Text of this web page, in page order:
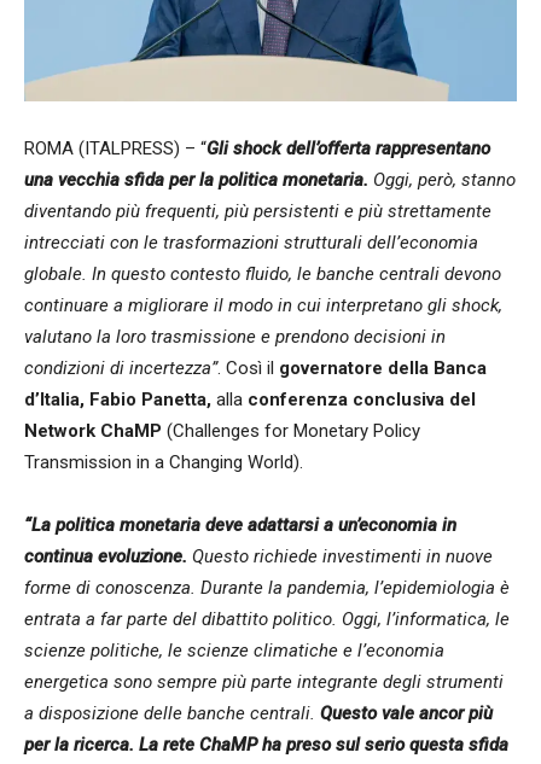
ROMA (ITALPRESS) – “Gli shock dell’offerta rappresentano
una vecchia sfida per la politica monetaria. Oggi, però, stanno
diventando più frequenti, più persistenti e più strettamente
intrecciati con le trasformazioni strutturali dell’economia
globale. In questo contesto fluido, le banche centrali devono
continuare a migliorare il modo in cui interpretano gli shock,
valutano la loro trasmissione e prendono decisioni in
condizioni di incertezza”. Così il governatore della Banca
d’Italia, Fabio Panetta, alla conferenza conclusiva del
Network ChaMP (Challenges for Monetary Policy
Transmission in a Changing World).
“La politica monetaria deve adattarsi a un’economia in
continua evoluzione. Questo richiede investimenti in nuove
forme di conoscenza. Durante la pandemia, l’epidemiologia è
entrata a far parte del dibattito politico. Oggi, l’informatica, le
scienze politiche, le scienze climatiche e l’economia
energetica sono sempre più parte integrante degli strumenti
a disposizione delle banche centrali. Questo vale ancor più
per la ricerca. La rete ChaMP ha preso sul serio questa sfida